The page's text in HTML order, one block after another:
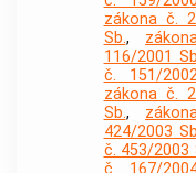
zákona č.
Sb.,
116/2001
č. 151/
zákona č.
Sb.,
424/2003
č. 453/2003
č. 167/